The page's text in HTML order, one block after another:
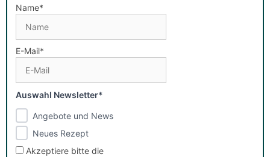
Name*
E-Mail*
Auswahl Newsletter*
Angebote und News
Neues Rezept
Akzeptiere bitte die